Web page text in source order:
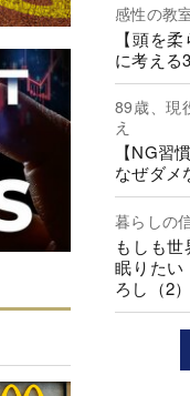
感性の教
【頭を
に考える
89歳、現
え
【NG習
なぜダメ
暮らしの
もしも
眠りたい
ろし（2）